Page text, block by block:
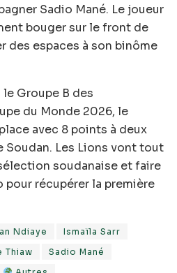
Sadio Mané. Le joueur
bouger sur le front de
des espaces à son binôme
Groupe B des
du Monde 2026, le
avec 8 points à deux
Soudan. Les Lions vont tout
soudanaise et faire
pour récupérer la première
Ndiaye
Ismaïla Sarr
Thiaw
Sadio Mané